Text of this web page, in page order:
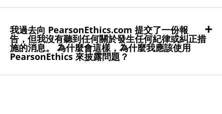
我過去向 PearsonEthics.com 提交了一份報
告，但我沒有聽到任何關於發生任何紀律或糾正措
施的消息。 為什麼會這樣，為什麼我應該使用
PearsonEthics 來披露問題？